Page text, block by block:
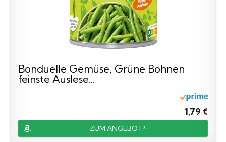
Bonduelle Gemüse, Grüne Bohnen
feinste Auslese...
1,79 €
ZUM ANGEBOT*